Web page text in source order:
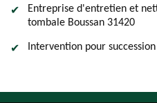
Entreprise d'entretien et
tombale Boussan 31420
Intervention pour